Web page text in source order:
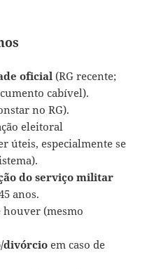
oficial (RG recente;
cabível).
no RG).
eleitoral
úteis, especialmente se
do serviço militar
anos.
houver (mesmo
divórcio em caso de